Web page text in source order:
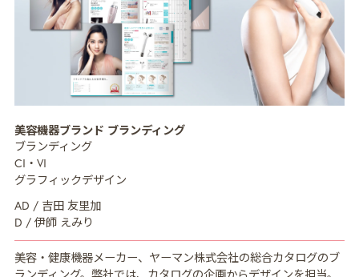
SPACE/INTERIOR 空間デザイン
MISSIONミッション
CREATIVE MENUクリエイティブ領域
COMPANY
CREATORSクリエイター紹介
RECRUIT採用情報
ニュース
美容機器ブランド ブランディング
ブランディング
CI・VI
グラフィックデザイン
AD / 吉田 友里加
D / 伊師 えみり
美容・健康機器メーカー、ヤーマン株式会社の総合カタログのブ